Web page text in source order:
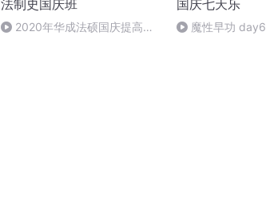
法制史国庆班
2020年华成法硕国庆提高班
国庆七天乐
魔性早功 day6